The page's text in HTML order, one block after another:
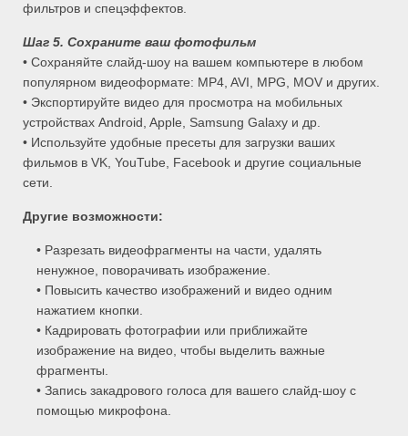
фильтров и спецэффектов.
Шаг 5. Сохраните ваш фотофильм
• Сохраняйте слайд-шоу на вашем компьютере в любом
популярном видеоформате: MP4, AVI, MPG, MOV и других.
• Экспортируйте видео для просмотра на мобильных
устройствах Android, Apple, Samsung Galaxy и др.
• Используйте удобные пресеты для загрузки ваших
фильмов в VK, YouTube, Facebook и другие социальные
сети.
Другие возможности:
• Разрезать видеофрагменты на части, удалять
ненужное, поворачивать изображение.
• Повысить качество изображений и видео одним
нажатием кнопки.
• Кадрировать фотографии или приближайте
изображение на видео, чтобы выделить важные
фрагменты.
• Запись закадрового голоса для вашего слайд-шоу с
помощью микрофона.